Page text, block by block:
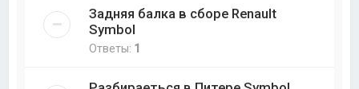
Задняя балка в сборе Renault
Symbol
Ответы: 1